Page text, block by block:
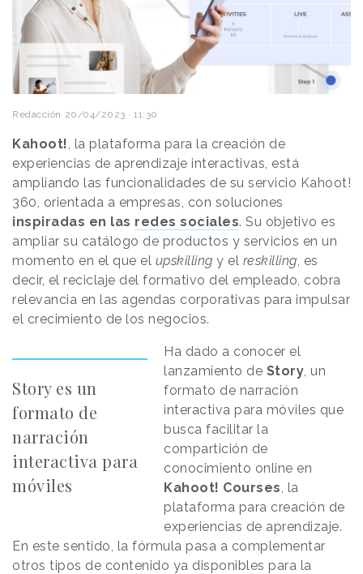
Redacción 20/04/2023 · 11:30
Kahoot! , la plataforma para la creación de
experiencias de aprendizaje interactivas, está
ampliando las funcionalidades de su servicio Kahoot!
360, orientada a empresas, con soluciones
inspiradas en las redes sociales. Su objetivo es
ampliar su catálogo de productos y servicios en un
momento en el que el upskilling y el reskilling , es
decir, el reciclaje del formativo del empleado, cobra
relevancia en las agendas corporativas para impulsar
el crecimiento de los negocios.
Story es un
formato de
narración
interactiva para
móviles
Ha dado a conocer el
lanzamiento de Story , un
formato de narración
interactiva para móviles que
busca facilitar la
compartición de
conocimiento online en
Kahoot! Courses , la
plataforma para creación de
experiencias de aprendizaje.
En este sentido, la fórmula pasa a complementar
otros tipos de contenido ya disponibles para la